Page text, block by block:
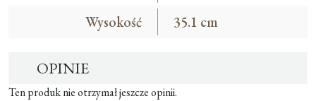
Wysokość
35.1 cm
OPINIE
Ten produk nie otrzymał jeszcze opinii.